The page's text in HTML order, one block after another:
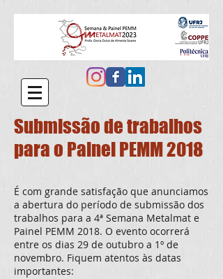
Submissão de trabalhos
para o Painel PEMM 2018
É com grande satisfação que anunciamos
a abertura do período de submissão dos
trabalhos para a 4ª Semana Metalmat e
Painel PEMM 2018. O evento ocorrerá
entre os dias 29 de outubro a 1º de
novembro. Fiquem atentos às datas
importantes: